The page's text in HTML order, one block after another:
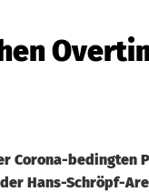
Corona-bedingten
Hans-Schröpf-